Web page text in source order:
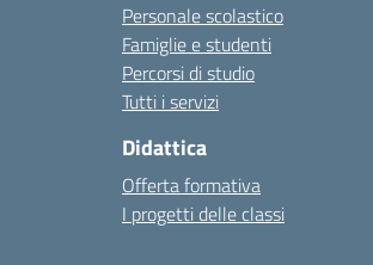
Personale scolastico
Famiglie e studenti
Percorsi di studio
Tutti i servizi
Didattica
Offerta formativa
I progetti delle classi